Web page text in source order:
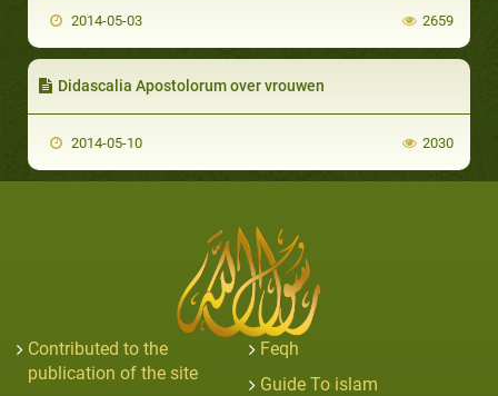
2014-05-03 2659
Didascalia Apostolorum over vrouwen
2014-05-10 2030
Contributed to the
publication of the site
Feqh
Guide To islam